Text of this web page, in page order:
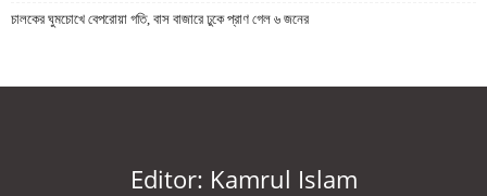
চালকের ঘুমচোখে বেপরোয়া গতি, বাস বাজারে ঢুকে প্রাণ গেল ৬ জনের
Editor: Kamrul Islam